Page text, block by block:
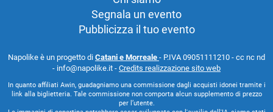
Segnala un evento
Pubblicizza il tuo evento
Napolike è un progetto di Catani e Morreale - P.IVA 09051111210 - cc nc nd
- info@napolike.it - Credits realizzazione sito web
In quanto affiliati Awin, guadagniamo una commissione dagli acquisti idonei tramite i
link alla biglietteria. Tale commissione non comporta alcun supplemento di prezzo
per l’utente.